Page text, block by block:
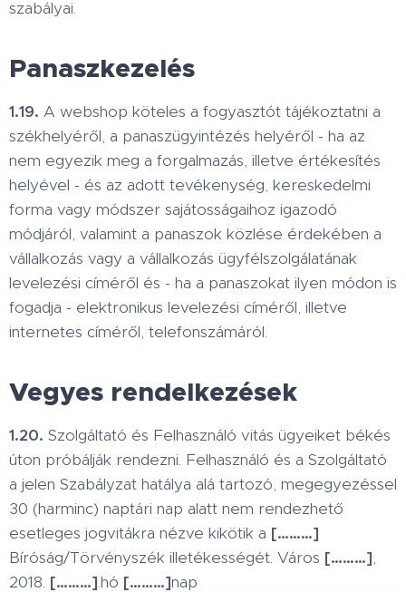
szabályai.
Panaszkezelés
1.19. A webshop köteles a fogyasztót tájékoztatni a
székhelyéről, a panaszügyintézés helyéről - ha az
nem egyezik meg a forgalmazás, illetve értékesítés
helyével - és az adott tevékenység, kereskedelmi
forma vagy módszer sajátosságaihoz igazodó
módjáról, valamint a panaszok közlése érdekében a
vállalkozás vagy a vállalkozás ügyfélszolgálatának
levelezési címéről és - ha a panaszokat ilyen módon is
fogadja - elektronikus levelezési címéről, illetve
internetes címéről, telefonszámáról.
Vegyes rendelkezések
1.20. Szolgáltató és Felhasználó vitás ügyeiket békés
úton próbálják rendezni. Felhasználó és a Szolgáltató
a jelen Szabályzat hatálya alá tartozó, megegyezéssel
30 (harminc) naptári nap alatt nem rendezhető
esetleges jogvitákra nézve kikötik a [………]
Bíróság/Törvényszék illetékességét. Város [………],
2018. [………].hó [………]nap